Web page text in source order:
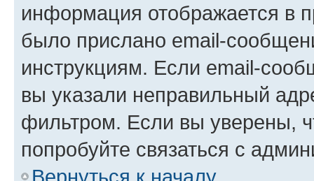
информация отображается в
было прислано email-
инструкциям. Если email-
вы указали неправильный
фильтром. Если вы уверены,
попробуйте связаться с
Вернуться к началу